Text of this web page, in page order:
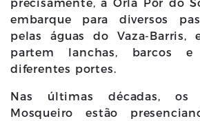
precisamente, a Orla Pôr do
embarque para diversos
pelas águas do Vaza-
partem lanchas, barcos e
diferentes portes.
Nas últimas décadas, os
Mosqueiro estão